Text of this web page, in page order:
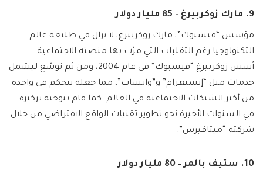
9. مارك زوكربيرغ – 85 مليار دولار
مؤسس “فيسبوك”، مارك زوكربيرغ، لا يزال في طليعة عالم
التكنولوجيا رغم التقلبات التي مرّت بها منصته الاجتماعية.
أسس زوكربيرغ “فيسبوك” في عام 2004، ومن ثم توسّع ليشمل
خدمات مثل “إنستغرام” و”واتساب”، مما جعله يتحكم في واحدة
من أكبر الشبكات الاجتماعية في العالم. كما قام بتوجيه تركيزه
في السنوات الأخيرة نحو تطوير تقنيات الواقع الافتراضي من خلال
شركته “ميتافيرس”.
10. ستيف بالمر – 80 مليار دولار